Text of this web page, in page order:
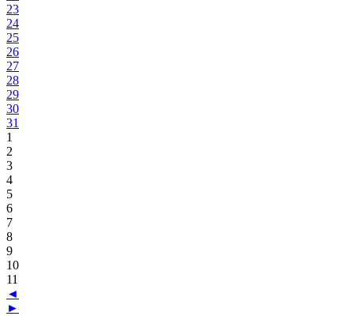
23
24
25
26
27
28
29
30
31
1
2
3
4
5
6
7
8
9
10
11
◄
►